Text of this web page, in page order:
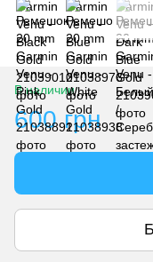
В наличии
600 грн